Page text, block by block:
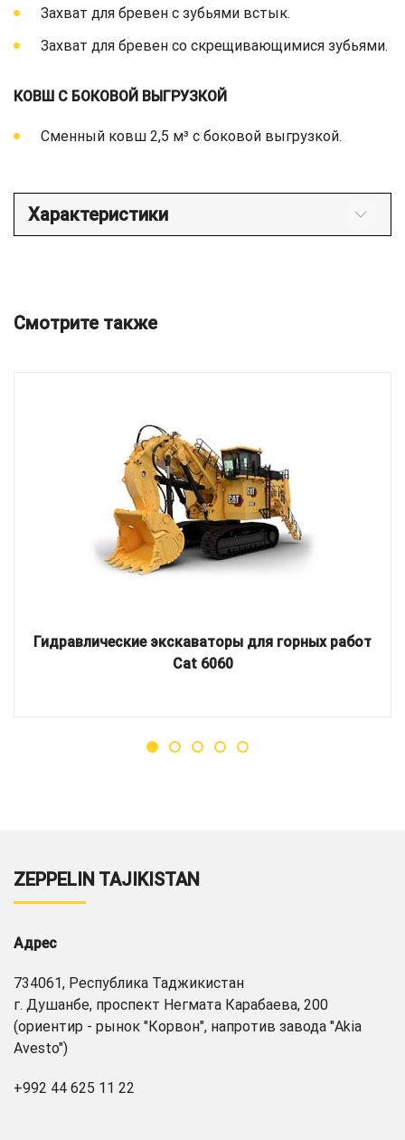
Захват для бревен с зубьями встык.
Захват для бревен со скрещивающимися зубьями.
КОВШ С БОКОВОЙ ВЫГРУЗКОЙ
Сменный ковш 2,5 м³ с боковой выгрузкой.
Характеристики
Смотрите также
Гидравлические экскаваторы для горных работ
Cat 6060
ZEPPELIN TAJIKISTAN
Адрес
734061, Республика Таджикистан
г. Душанбе, проспект Негмата Карабаева, 200
(ориентир - рынок "Корвон", напротив завода "Akia
Avesto")
+992 44 625 11 22